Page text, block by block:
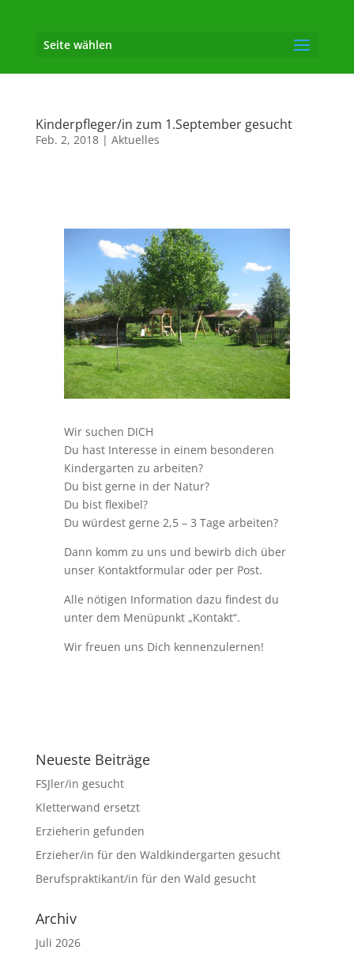
Seite wählen
Kinderpfleger/in zum 1.September gesucht
Feb. 2, 2018| Aktuelles
Wir suchen DICH
Du hast Interesse in einem besonderen
Kindergarten zu arbeiten?
Du bist gerne in der Natur?
Du bist flexibel?
Du würdest gerne 2,5 – 3 Tage arbeiten?
Dann komm zu uns und bewirb dich über
unser Kontaktformular oder per Post.
Alle nötigen Information dazu findest du
unter dem Menüpunkt „Kontakt“.
Wir freuen uns Dich kennenzulernen!
Neueste Beiträge
FSJler/in gesucht
Kletterwand ersetzt
Erzieherin gefunden
Erzieher/in für den Waldkindergarten gesucht
Berufspraktikant/in für den Wald gesucht
Archiv
Juli 2026